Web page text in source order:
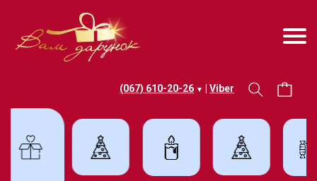
(067) 610-20-26 ▼ Viber